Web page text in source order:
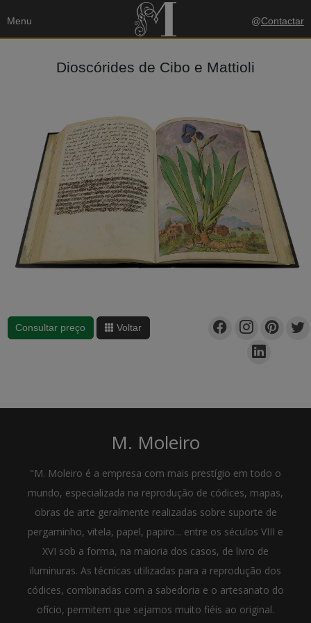
Menu @Contactar
Dioscórides de Cibo e Mattioli
Consultar preço Voltar
M. Moleiro
"M. Moleiro é a empresa com mais prestígio em todo o
mundo, especializada na reprodução de códices, mapas,
obras de arte geralmente realizadas sobre suporte de
pergaminho, vitela, papel, papiro... entre os séculos VIII e
XVI sob a forma, na maioria dos casos, de livro de
iluminuras. As técnicas utilizadas para a reprodução dos
códices, combinadas com a sabedoria e o artesanato do
ofício, permitem que sejamos muito fiéis ao original.